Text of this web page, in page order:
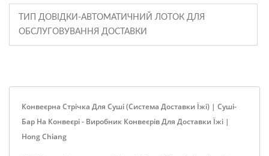
ТИП ДОВІДКИ-АВТОМАТИЧНИЙ ЛОТОК ДЛЯ
ОБСЛУГОВУВАННЯ ДОСТАВКИ
Конвеєрна Стрічка Для Суші (Система Доставки Їжі) | Суші-
Бар На Конвеєрі - Виробник Конвеєрів Для Доставки Їжі |
Hong Chiang